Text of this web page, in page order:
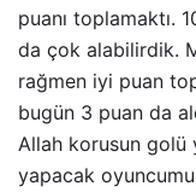
puanı toplamaktı.
da çok alabilirdik.
rağmen iyi puan
bugün 3 puan da
Allah korusun golü
yapacak